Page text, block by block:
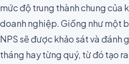
mức độ trung thành chung của
doanh nghiệp. Giống như một
NPS sẽ được khảo sát và đánh
tháng hay từng quý, từ đó tạo